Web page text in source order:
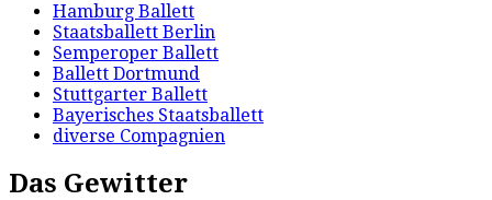
Hamburg Ballett
Staatsballett Berlin
Semperoper Ballett
Ballett Dortmund
Stuttgarter Ballett
Bayerisches Staatsballett
diverse Compagnien
Das Gewitter